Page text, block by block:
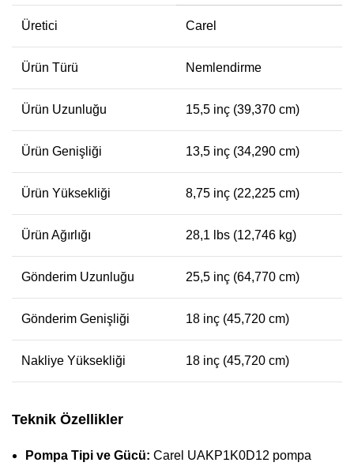
Üretici Carel
Ürün Türü Nemlendirme
Ürün Uzunluğu 15,5 inç (39,370 cm)
Ürün Genişliği 13,5 inç (34,290 cm)
Ürün Yüksekliği 8,75 inç (22,225 cm)
Ürün Ağırlığı 28,1 lbs (12,746 kg)
Gönderim Uzunluğu 25,5 inç (64,770 cm)
Gönderim Genişliği 18 inç (45,720 cm)
Nakliye Yüksekliği 18 inç (45,720 cm)
Teknik Özellikler
Pompa Tipi ve Gücü: Carel UAKP1K0D12 pompa